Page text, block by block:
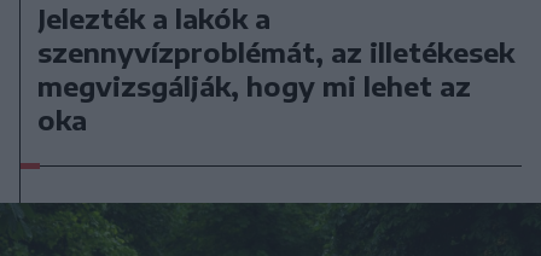
Jelezték a lakók a
szennyvízproblémát, az illetékesek
megvizsgálják, hogy mi lehet az
oka